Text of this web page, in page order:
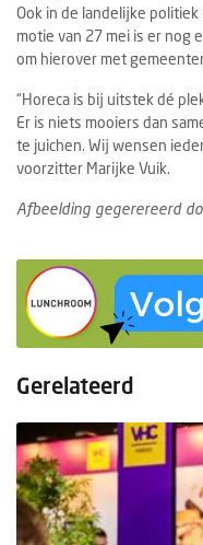
Ook in de landelijke
motie van 27 mei is er nog
om hierover met
“Horeca is bij uitstek dé
Er is niets mooiers dan
te juichen. Wij wensen
voorzitter Marijke Vuik.
Afbeelding gegerereerd
Gerelateerd